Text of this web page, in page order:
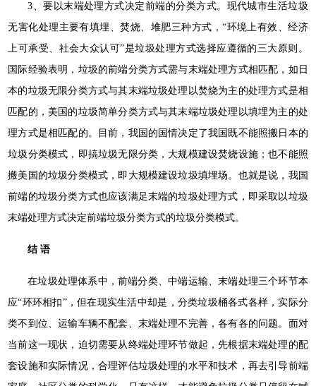
3、要以末端处理方式决定前端的分类方式。现代城市生活垃圾
无害化处理主要有填埋、焚烧、堆肥三种方式，“环境上有效、经济
上可承受、社会大众认可”是垃圾处理方式选择应遵循的三大原则。
国际经验表明，垃圾的前端分类方式需与末端处理方式相匹配，如日
本的垃圾无限分类方式与其末端垃圾处理以焚烧为主的处理方式是相
匹配的，美国的垃圾简单分类方式与其末端垃圾处理以填埋为主的处
理方式是相匹配的。目前，我国的国情决定了我国既不能照搬日本的
垃圾分类模式，即搞垃圾无限分类，大规模建设焚烧设施；也不能照
搬美国的垃圾分类模式，即大规模建设垃圾填埋场。也就是说，我国
前端的垃圾分类方式也应该满足末端的垃圾处理方式，即采取以垃圾
末端处理方式决定前端垃圾分类方式的垃圾分类模式。
结 语
在垃圾处理体系中，前端分类、中端运输、末端处理三个环节本
应“环环相扣”，但在现实生活中却是，分类垃圾桶各式各样，实际分
类不到位、运输车辆不配套、末端处理不完善，各有各的问题。面对
当前这一现状，迫切需要从终端处理环节做起，先根据末端处理的配
套设施和实际情况，合理评估垃圾处理的水平和技术，再去引导前端